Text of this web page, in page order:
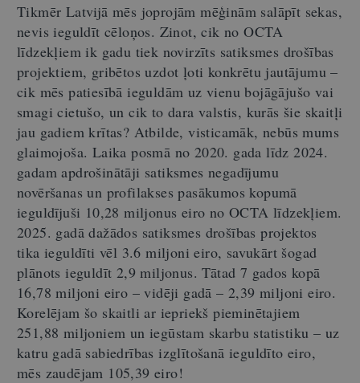
Tikmēr Latvijā mēs joprojām mēģinām salāpīt sekas,
nevis ieguldīt cēloņos. Zinot, cik no OCTA
līdzekļiem ik gadu tiek novirzīts satiksmes drošības
projektiem, gribētos uzdot ļoti konkrētu jautājumu –
cik mēs patiesībā ieguldām uz vienu bojāgājušo vai
smagi cietušo, un cik to dara valstis, kurās šie skaitļi
jau gadiem krītas? Atbilde, visticamāk, nebūs mums
glaimojoša. Laika posmā no 2020. gada līdz 2024.
gadam apdrošinātāji satiksmes negadījumu
novēršanas un profilakses pasākumos kopumā
ieguldījuši 10,28 miljonus eiro no OCTA līdzekļiem.
2025. gadā dažādos satiksmes drošības projektos
tika ieguldīti vēl 3.6 miljoni eiro, savukārt šogad
plānots ieguldīt 2,9 miljonus. Tātad 7 gados kopā
16,78 miljoni eiro – vidēji gadā – 2,39 miljoni eiro.
Korelējam šo skaitli ar iepriekš pieminētajiem
251,88 miljoniem un iegūstam skarbu statistiku – uz
katru gadā sabiedrības izglītošanā ieguldīto eiro,
mēs zaudējam 105,39 eiro!